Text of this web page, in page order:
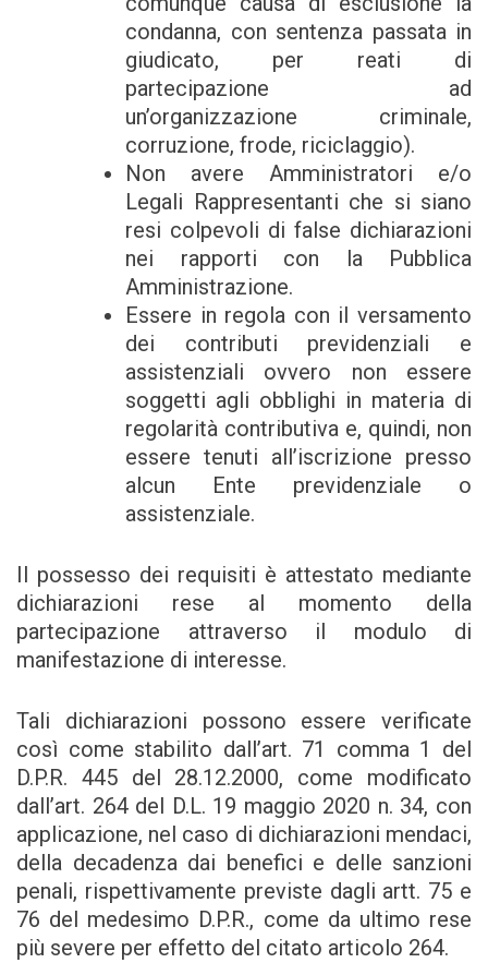
condanna, con sentenza passata in
giudicato, per reati di
partecipazione ad
un’organizzazione criminale,
corruzione, frode, riciclaggio).
Non avere Amministratori e/o
Legali Rappresentanti che si siano
resi colpevoli di false dichiarazioni
nei rapporti con la Pubblica
Amministrazione.
Essere in regola con il versamento
dei contributi previdenziali e
assistenziali ovvero non essere
soggetti agli obblighi in materia di
regolarità contributiva e, quindi, non
essere tenuti all’iscrizione presso
alcun Ente previdenziale o
assistenziale.
Il possesso dei requisiti è attestato mediante
dichiarazioni rese al momento della
partecipazione attraverso il modulo di
manifestazione di interesse.
Tali dichiarazioni possono essere verificate
così come stabilito dall’art. 71 comma 1 del
D.P.R. 445 del 28.12.2000, come modificato
dall’art. 264 del D.L. 19 maggio 2020 n. 34, con
applicazione, nel caso di dichiarazioni mendaci,
della decadenza dai benefici e delle sanzioni
penali, rispettivamente previste dagli artt. 75 e
76 del medesimo D.P.R., come da ultimo rese
più severe per effetto del citato articolo 264.